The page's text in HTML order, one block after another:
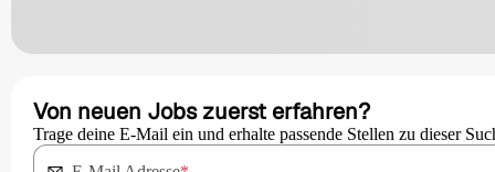
Von neuen Jobs zuerst erfahren?
Trage deine E-Mail ein und erhalte passende Stellen zu dieser